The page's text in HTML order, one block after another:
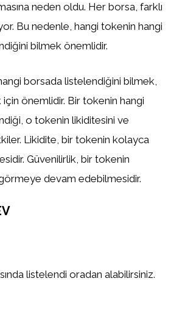
neden oldu. Her borsa, farklı
Bu nedenle, hangi tokenin hangi
bilmek önemlidir.
borsada listelendiğini bilmek,
için önemlidir. Bir tokenin hangi
o tokenin likiditesini ve
Likidite, bir tokenin kolayca
Güvenilirlik, bir tokenin
devam edebilmesidir.
listelendi oradan alabilirsiniz.